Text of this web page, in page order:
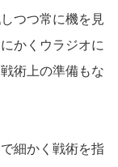
つつ常に機を見
かくウラジオに
術上の準備もな
細かく戦術を指